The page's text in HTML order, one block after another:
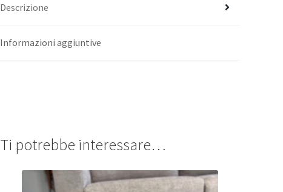
Descrizione
Informazioni aggiuntive
Ti potrebbe interessare…